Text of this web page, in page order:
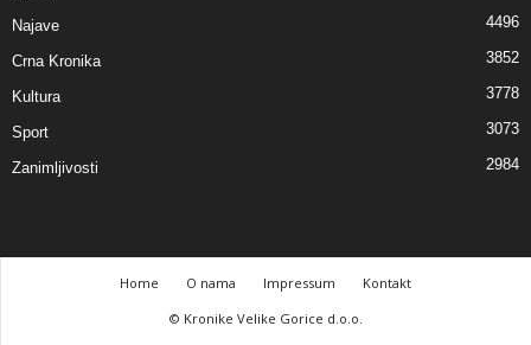
Najave 4496
Crna Kronika 3852
Kultura 3778
Sport 3073
Zanimljivosti 2984
Home O nama Impressum
Kontakt
© Kronike Velike Gorice d.o.o.